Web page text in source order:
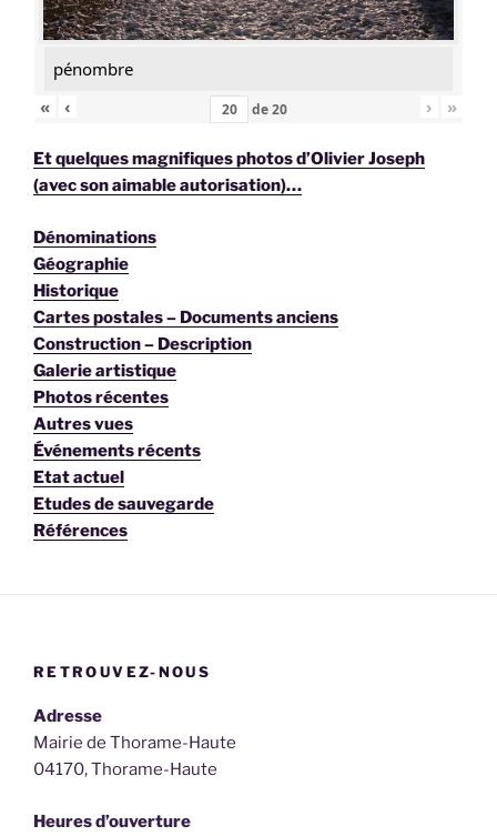
pénombre
«
‹ de20 › »
Et quelques magnifiques photos d’Olivier Joseph
(avec son aimable autorisation)…
Dénominations
Géographie
Historique
Cartes postales – Documents anciens
Construction – Description
Galerie artistique
Photos récentes
Autres vues
Événements récents
Etat actuel
Etudes de sauvegarde
Références
RETROUVEZ-NOUS
Adresse
Mairie de Thorame-Haute
04170, Thorame-Haute
Heures d’ouverture